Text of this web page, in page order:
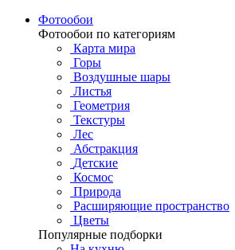
Фотообои
Фотообои по категориям
Карта мира
Горы
Воздушные шары
Листья
Геометрия
Текстуры
Лес
Абстракция
Детские
Космос
Природа
Расширяющие пространство
Цветы
Популярные подборки